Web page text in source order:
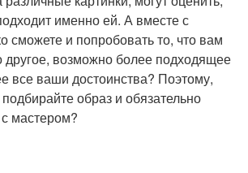
именно ей. А вместе с
сможете и попробовать то, что вам
другое, возможно более подходящее
все ваши достоинства? Поэтому,
образ и обязательно
мастером?